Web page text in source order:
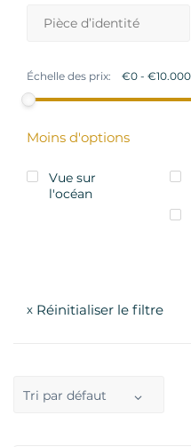
Échelle des prix:
Moins d'options
Vue sur
l'océan
x Réinitialiser le filtre
Tri par défaut